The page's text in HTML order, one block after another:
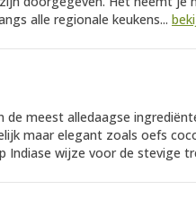
alle regionale keukens...
de meest alledaagse
maar elegant zoals oefs
Indiase wijze voor de stevige